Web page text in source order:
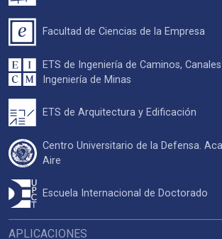
APLICACIONES
Facultad de Ciencias de la Empresa
ETS de Ingeniería de Caminos,
Ingeniería de Minas
ETS de Arquitectura y Edificación
Centro Universitario de la Defensa.
Aire
Escuela Internacional de Doctorado